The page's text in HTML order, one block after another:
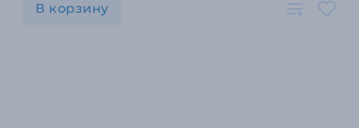
В корзину